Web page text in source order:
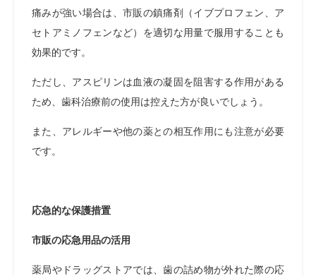
痛みが強い場合は、市販の鎮痛剤（イブプロフェン、ア
セトアミノフェンなど）を適切な用量で服用することも
効果的です。
ただし、アスピリンは血液の凝固を阻害する作用がある
ため、歯科治療前の使用は控えた方が良いでしょう。
また、アレルギーや他の薬との相互作用にも注意が必要
です。
応急的な保護措置
市販の応急用品の活用
薬局やドラッグストアでは、歯の詰め物が外れた際の応